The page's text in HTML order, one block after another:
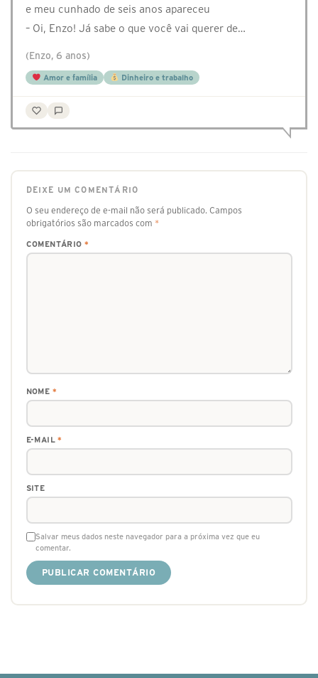
e meu cunhado de seis anos apareceu
– Oi, Enzo! Já sabe o que você vai querer de…
(Enzo, 6 anos)
Amor e família Dinheiro e trabalho
DEIXE UM COMENTÁRIO
O seu endereço de e-mail não será publicado. Campos
obrigatórios são marcados com *
COMENTÁRIO *
NOME *
E-MAIL*
SITE
Salvar meus dados neste navegador para a próxima vez que eu
comentar.